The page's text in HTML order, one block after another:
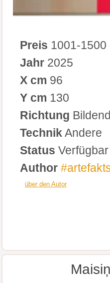
Preis 1001-1500
Jahr 2025
X cm 96
Y cm 130
Richtung
TechnikAndere
Status Verfügbar
Author
über den Autor